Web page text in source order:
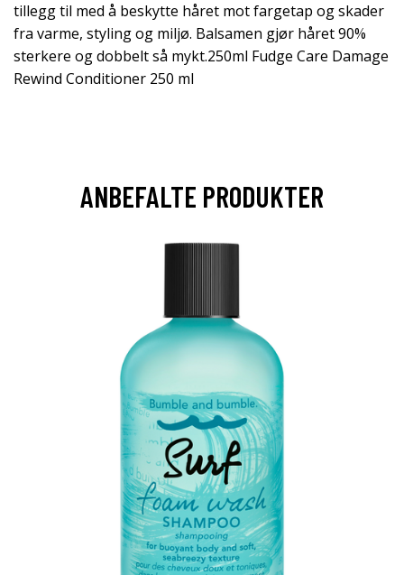
tillegg til med å beskytte håret mot fargetap og skader
fra varme, styling og miljø. Balsamen gjør håret 90%
sterkere og dobbelt så mykt.250ml Fudge Care Damage
Rewind Conditioner 250 ml
ANBEFALTE PRODUKTER